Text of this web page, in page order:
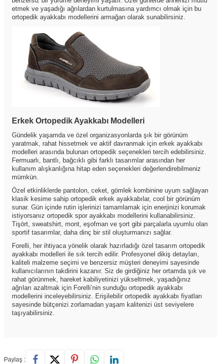
etmek ve yaşadığı ağrılardan kurtulmasına yardımcı olmak için bu
ortopedik ayakkabı modellerini armağan olarak sunabilirsiniz.
Erkek Ortopedik Ayakkabı Modelleri
Gündelik yaşamda ve özel organizasyonlarda şık bir görünüm
yaratmak, rahat hissetmek ve aktif davranmak için erkek ayakkabı
modelleri arasında bulunan ortopedik seçenekleri tercih edebilirsiniz.
Fermuarlı, bantlı, bağcıklı gibi farklı tasarımlar arasından her
kullanım alışkanlığına hitap eden seçenekleri değerlendirebilmeniz
mümkün.
Özel etkinliklerde pantolon, ceket, gömlek kombinine uyum sağlayan
klasik kesime sahip ortopedik erkek ayakkabılar, cool bir görünüm
sunar. Gün içinde rutin işlerinizi tamamlamak için enerjinizi korumak
istiyorsanız ortopedik spor ayakkabı modellerini kullanabilirsiniz.
Tişört, sweatshirt, mont, eşofman ve şort gibi parçalarla uyumlu olan
sportif tasarımlar, daha dinç bir stil oluşturmanızı sağlar.
Forelli, her ihtiyaca yönelik olarak hazırladığı özel tasarım ortopedik
ayakkabı modelleri ile sık tercih edilir. Profesyonel dikiş detayları,
kaliteli malzeme seçimi ve benzersiz müşteri deneyimi sayesinde
kullanıcılarının takdirini kazanır. Siz de girdiğiniz her ortamda şık ve
rahat görünmek, hareket kabiliyetinizi yükseltmek, yaşadığınız
ağrıları azaltmak için Forelli’nin sunduğu ortopedik ayakkabı
modellerini inceleyebilirsiniz. Erişilebilir ortopedik ayakkabı fiyatları
sayesinde bütçenizi zorlamadan yaşam kalitenizi üst seviyelere
taşıyabilirsiniz.
Paylaş :